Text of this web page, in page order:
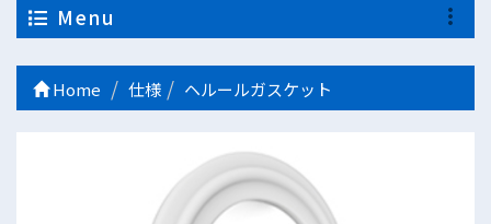
Menu
Home 仕様 ヘルールガスケット